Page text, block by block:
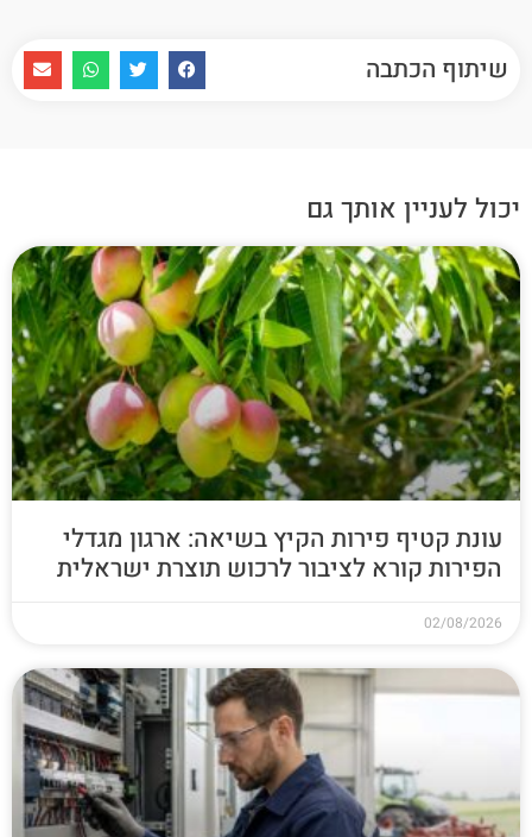
שיתוף הכתבה
יכול לעניין אותך גם
עונת קטיף פירות הקיץ בשיאה: ארגון מגדלי
הפירות קורא לציבור לרכוש תוצרת ישראלית
02/08/2026